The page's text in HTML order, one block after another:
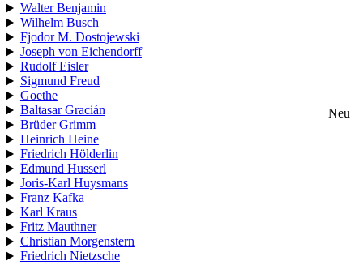
Walter Benjamin
Wilhelm Busch
Fjodor M. Dostojewski
Joseph von Eichendorff
Rudolf Eisler
Sigmund Freud
Goethe
Baltasar Gracián
Neu
Brüder Grimm
Heinrich Heine
Friedrich Hölderlin
Edmund Husserl
Joris-Karl Huysmans
Franz Kafka
Karl Kraus
Fritz Mauthner
Christian Morgenstern
Friedrich Nietzsche